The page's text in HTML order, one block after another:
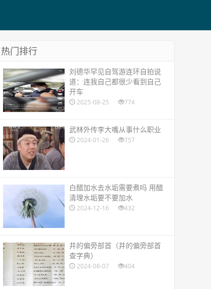
热门排行
​刘德华罕见自驾游连环自拍说
道：连我自己都很少看到自己
开车
2025-08-25 774
​武林外传李大嘴从事什么职业
2024-01-26 757
​白醋加水去水垢需要煮吗 用醋
清理水垢要不要加水
2024-12-16 432
​井的偏旁部首（井的偏旁部首
查字典）
2024-08-07 404